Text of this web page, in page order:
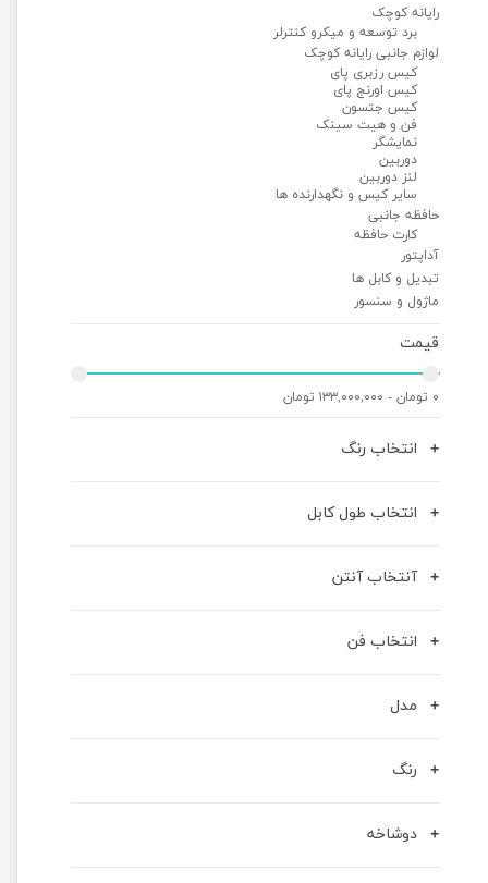
رایانه کوچک
برد توسعه و میکرو کنترلر
لوازم جانبی رایانه کوچک
کیس رزبری پای
کیس اورنج پای
کیس جتسون
فن و هیت سینک
نمایشگر
دوربین
لنز دوربین
سایر کیس و نگهدارنده ها
حافظه جانبی
کارت حافظه
آداپتور
تبدیل و کابل ها
ماژول و سنسور
قیمت
۰ تومان - ۱۳۳,۰۰۰,۰۰۰ تومان
انتخاب رنگ
انتخاب طول کابل
آنتخاب آنتن
انتخاب فن
مدل
رنگ
دوشاخه